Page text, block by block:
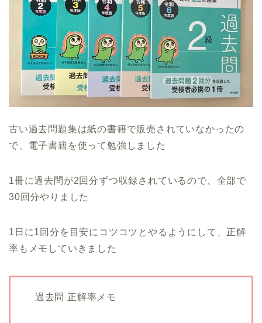
古い過去問題集は紙の書籍で販売されていなかったの
で、電子書籍を使って勉強しました
1冊に過去問が2回分ずつ収録されているので、全部で
30回分やりました
1日に1回分を目安にコツコツとやるようにして、正解
率もメモしていきました
過去問 正解率メモ